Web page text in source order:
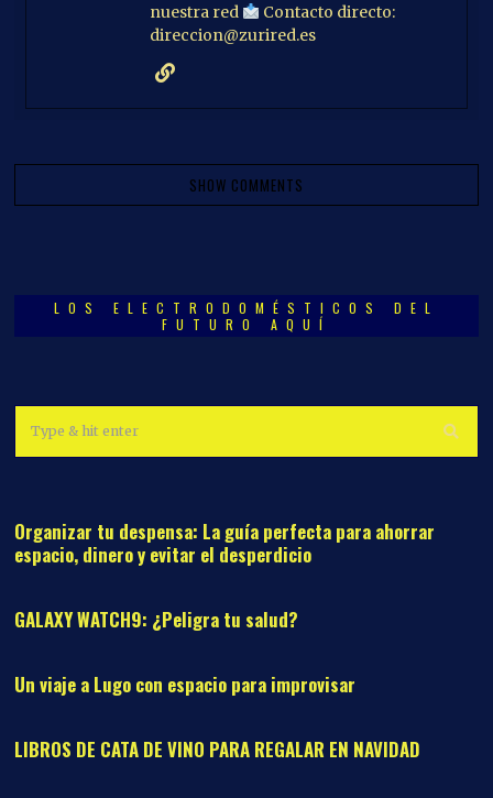
nuestra red
Contacto directo:
direccion@zurired.es
SHOW COMMENTS
LOS ELECTRODOMÉSTICOS DEL
FUTURO AQUÍ
Organizar tu despensa: La guía perfecta para ahorrar
espacio, dinero y evitar el desperdicio
GALAXY WATCH9: ¿Peligra tu salud?
Un viaje a Lugo con espacio para improvisar
LIBROS DE CATA DE VINO PARA REGALAR EN NAVIDAD